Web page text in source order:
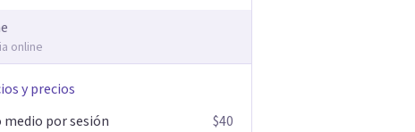
online
y precios
medio por sesión
$40